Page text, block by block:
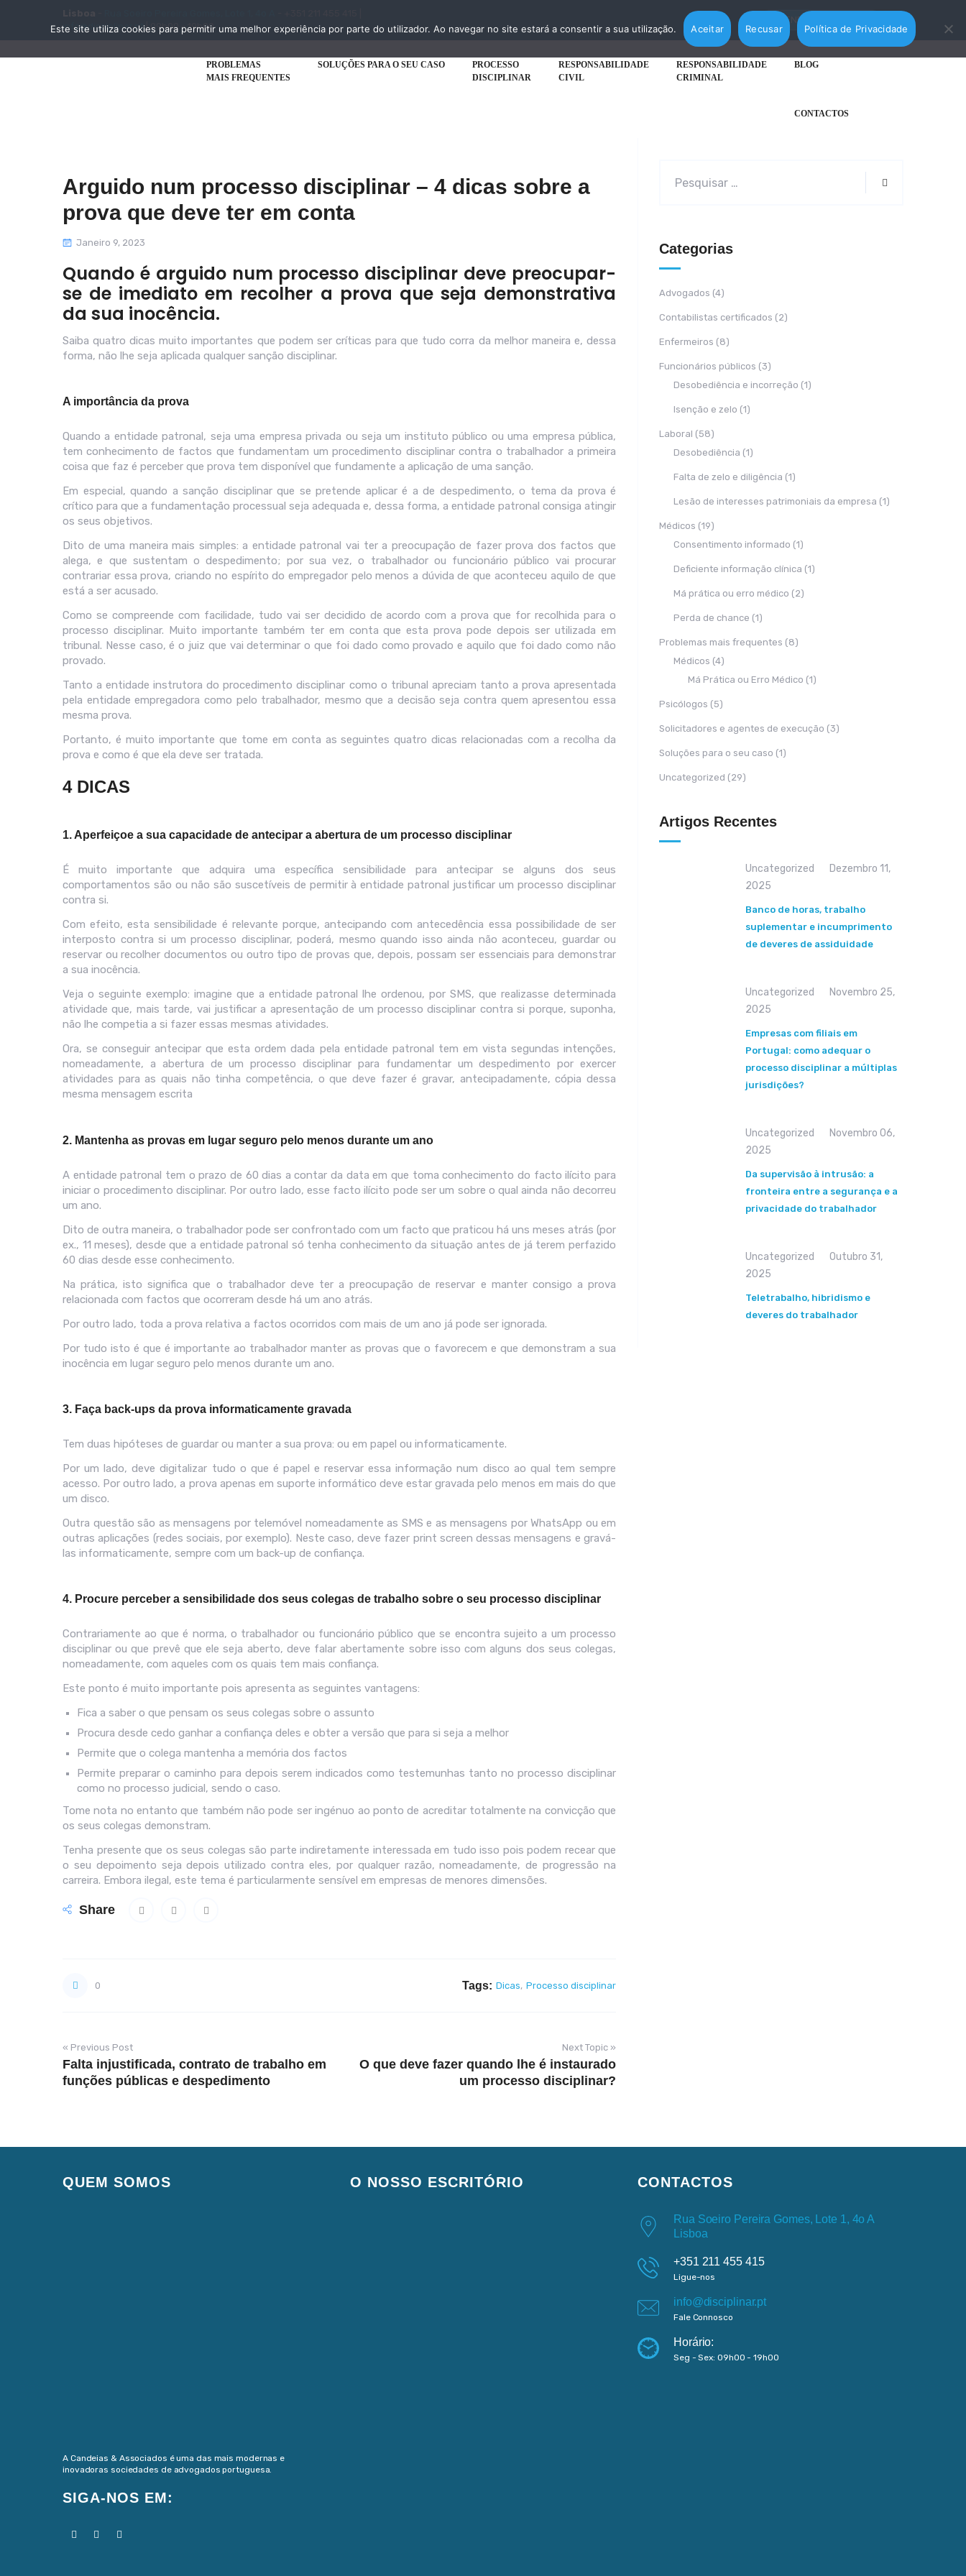
info@disciplinar.pt| 09h00 - 19h00
AGENDAR MARCAÇÃO
PROBLEMAS
MAIS FREQUENTES
SOLUÇÕES PARA O SEU CASO
PROCESSO
DISCIPLINAR
RESPONSABILIDADE
CIVIL
RESPONSABILIDADE
CRIMINAL
BLOG
CONTACTOS
Arguido num processo disciplinar – 4 dicas sobre a
prova que deve ter em conta
Janeiro 9, 2023
Quando é arguido num processo disciplinar deve preocupar-
se de imediato em recolher a prova que seja demonstrativa
da sua inocência.
Saiba quatro dicas muito importantes que podem ser críticas para que tudo corra da melhor maneira e, dessa
forma, não lhe seja aplicada qualquer sanção disciplinar.
A importância da prova
Quando a entidade patronal, seja uma empresa privada ou seja um instituto público ou uma empresa pública,
tem conhecimento de factos que fundamentam um procedimento disciplinar contra o trabalhador a primeira
coisa que faz é perceber que prova tem disponível que fundamente a aplicação de uma sanção.
Em especial, quando a sanção disciplinar que se pretende aplicar é a de despedimento, o tema da prova é
crítico para que a fundamentação processual seja adequada e, dessa forma, a entidade patronal consiga atingir
os seus objetivos.
Dito de uma maneira mais simples: a entidade patronal vai ter a preocupação de fazer prova dos factos que
alega, e que sustentam o despedimento; por sua vez, o trabalhador ou funcionário público vai procurar
contrariar essa prova, criando no espírito do empregador pelo menos a dúvida de que aconteceu aquilo de que
está a ser acusado.
Como se compreende com facilidade, tudo vai ser decidido de acordo com a prova que for recolhida para o
processo disciplinar. Muito importante também ter em conta que esta prova pode depois ser utilizada em
tribunal. Nesse caso, é o juiz que vai determinar o que foi dado como provado e aquilo que foi dado como não
provado.
Tanto a entidade instrutora do procedimento disciplinar como o tribunal apreciam tanto a prova apresentada
pela entidade empregadora como pelo trabalhador, mesmo que a decisão seja contra quem apresentou essa
mesma prova.
Portanto, é muito importante que tome em conta as seguintes quatro dicas relacionadas com a recolha da
prova e como é que ela deve ser tratada.
4 DICAS
1. Aperfeiçoe a sua capacidade de antecipar a abertura de um processo disciplinar
É muito importante que adquira uma específica sensibilidade para antecipar se alguns dos seus
comportamentos são ou não são suscetíveis de permitir à entidade patronal justificar um processo disciplinar
contra si.
Com efeito, esta sensibilidade é relevante porque, antecipando com antecedência essa possibilidade de ser
interposto contra si um processo disciplinar, poderá, mesmo quando isso ainda não aconteceu, guardar ou
reservar ou recolher documentos ou outro tipo de provas que, depois, possam ser essenciais para demonstrar
a sua inocência.
Veja o seguinte exemplo: imagine que a entidade patronal lhe ordenou, por SMS, que realizasse determinada
atividade que, mais tarde, vai justificar a apresentação de um processo disciplinar contra si porque, suponha,
não lhe competia a si fazer essas mesmas atividades.
Ora, se conseguir antecipar que esta ordem dada pela entidade patronal tem em vista segundas intenções,
nomeadamente, a abertura de um processo disciplinar para fundamentar um despedimento por exercer
atividades para as quais não tinha competência, o que deve fazer é gravar, antecipadamente, cópia dessa
mesma mensagem escrita
2. Mantenha as provas em lugar seguro pelo menos durante um ano
A entidade patronal tem o prazo de 60 dias a contar da data em que toma conhecimento do facto ilícito para
iniciar o procedimento disciplinar. Por outro lado, esse facto ilícito pode ser um sobre o qual ainda não decorreu
um ano.
Dito de outra maneira, o trabalhador pode ser confrontado com um facto que praticou há uns meses atrás (por
ex., 11 meses), desde que a entidade patronal só tenha conhecimento da situação antes de já terem perfazido
60 dias desde esse conhecimento.
Na prática, isto significa que o trabalhador deve ter a preocupação de reservar e manter consigo a prova
relacionada com factos que ocorreram desde há um ano atrás.
Por outro lado, toda a prova relativa a factos ocorridos com mais de um ano já pode ser ignorada.
Por tudo isto é que é importante ao trabalhador manter as provas que o favorecem e que demonstram a sua
inocência em lugar seguro pelo menos durante um ano.
3. Faça back-ups da prova informaticamente gravada
Tem duas hipóteses de guardar ou manter a sua prova: ou em papel ou informaticamente.
Por um lado, deve digitalizar tudo o que é papel e reservar essa informação num disco ao qual tem sempre
acesso. Por outro lado, a prova apenas em suporte informático deve estar gravada pelo menos em mais do que
um disco.
Outra questão são as mensagens por telemóvel nomeadamente as SMS e as mensagens por WhatsApp ou em
outras aplicações (redes sociais, por exemplo). Neste caso, deve fazer print screen dessas mensagens e gravá-
las informaticamente, sempre com um back-up de confiança.
4. Procure perceber a sensibilidade dos seus colegas de trabalho sobre o seu processo disciplinar
Contrariamente ao que é norma, o trabalhador ou funcionário público que se encontra sujeito a um processo
disciplinar ou que prevê que ele seja aberto, deve falar abertamente sobre isso com alguns dos seus colegas,
nomeadamente, com aqueles com os quais tem mais confiança.
Este ponto é muito importante pois apresenta as seguintes vantagens:
Fica a saber o que pensam os seus colegas sobre o assunto
Procura desde cedo ganhar a confiança deles e obter a versão que para si seja a melhor
Permite que o colega mantenha a memória dos factos
Permite preparar o caminho para depois serem indicados como testemunhas tanto no processo disciplinar
como no processo judicial, sendo o caso.
Tome nota no entanto que também não pode ser ingénuo ao ponto de acreditar totalmente na convicção que
os seus colegas demonstram.
Tenha presente que os seus colegas são parte indiretamente interessada em tudo isso pois podem recear que
o seu depoimento seja depois utilizado contra eles, por qualquer razão, nomeadamente, de progressão na
carreira. Embora ilegal, este tema é particularmente sensível em empresas de menores dimensões.
Share
0 Tags: Dicas, Processo disciplinar
« Previous Post
Falta injustificada, contrato de trabalho em
funções públicas e despedimento
Next Topic »
O que deve fazer quando lhe é instaurado
um processo disciplinar?
Categorias
Advogados (4)
Contabilistas certificados (2)
Enfermeiros (8)
Funcionários públicos (3)
Desobediência e incorreção (1)
Isenção e zelo (1)
Laboral (58)
Desobediência (1)
Falta de zelo e diligência (1)
Lesão de interesses patrimoniais da empresa (1)
Médicos (19)
Consentimento informado (1)
Deficiente informação clínica (1)
Má prática ou erro médico (2)
Perda de chance (1)
Problemas mais frequentes (8)
Médicos (4)
Má Prática ou Erro Médico (1)
Psicólogos (5)
Solicitadores e agentes de execução (3)
Soluções para o seu caso (1)
Uncategorized (29)
Artigos Recentes
Uncategorized
Dezembro 11,
2025
Banco de horas, trabalho
suplementar e incumprimento
de deveres de assiduidade
Uncategorized
Novembro 25,
2025
Empresas com filiais em
Portugal: como adequar o
processo disciplinar a múltiplas
jurisdições?
Uncategorized
Novembro 06,
2025
Da supervisão à intrusão: a
fronteira entre a segurança e a
privacidade do trabalhador
Uncategorized
Outubro 31,
2025
Teletrabalho, hibridismo e
deveres do trabalhador
QUEM SOMOS
A Candeias & Associados é uma das mais modernas e
inovadoras sociedades de advogados portuguesa.
SIGA-NOS EM:
O NOSSO ESCRITÓRIO CONTACTOS
Rua Soeiro Pereira Gomes, Lote 1, 4o A
Lisboa
+351 211 455 415
Ligue-nos
info@disciplinar.pt
Fale Connosco
Horário:
Seg - Sex: 09h00 - 19h00
Este site utiliza cookies para permitir uma melhor experiência por parte do utilizador. Ao navegar no site estará a consentir a sua utilização. Aceitar Recusar Política de Privacidade